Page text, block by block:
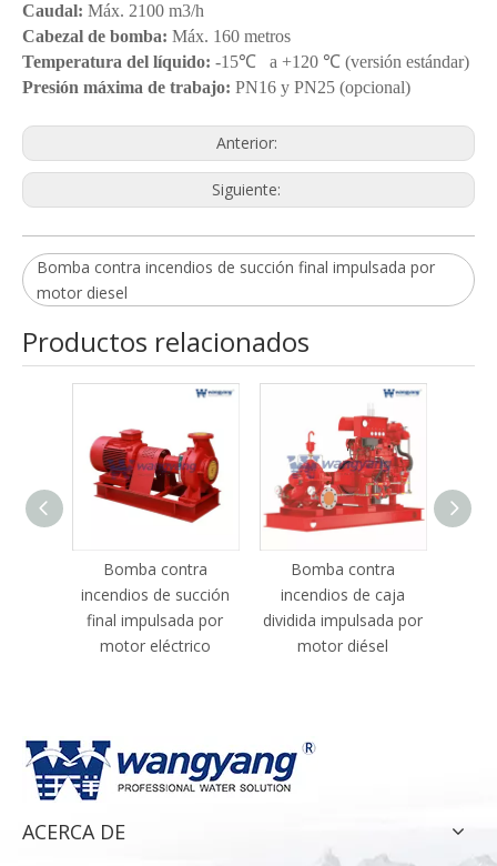
Caudal: Máx. 2100 m3/h
Cabezal de bomba: Máx. 160 metros
Temperatura del líquido: -15℃ a +120 ℃ (versión estándar)
Presión máxima de trabajo: PN16 y PN25 (opcional)
Anterior:
Siguiente:
Bomba contra incendios de succión final impulsada por
motor diesel
Productos relacionados
Bomba contra
incendios de succión
final impulsada por
motor eléctrico
Bomba contra
incendios de caja
dividida impulsada por
motor diésel
ACERCA DE